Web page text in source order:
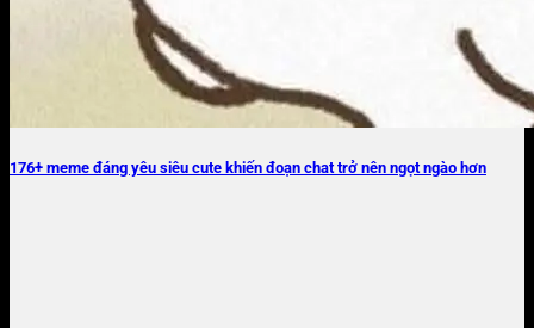
176+ meme đáng yêu siêu cute khiến đoạn chat trở nên ngọt ngào hơn